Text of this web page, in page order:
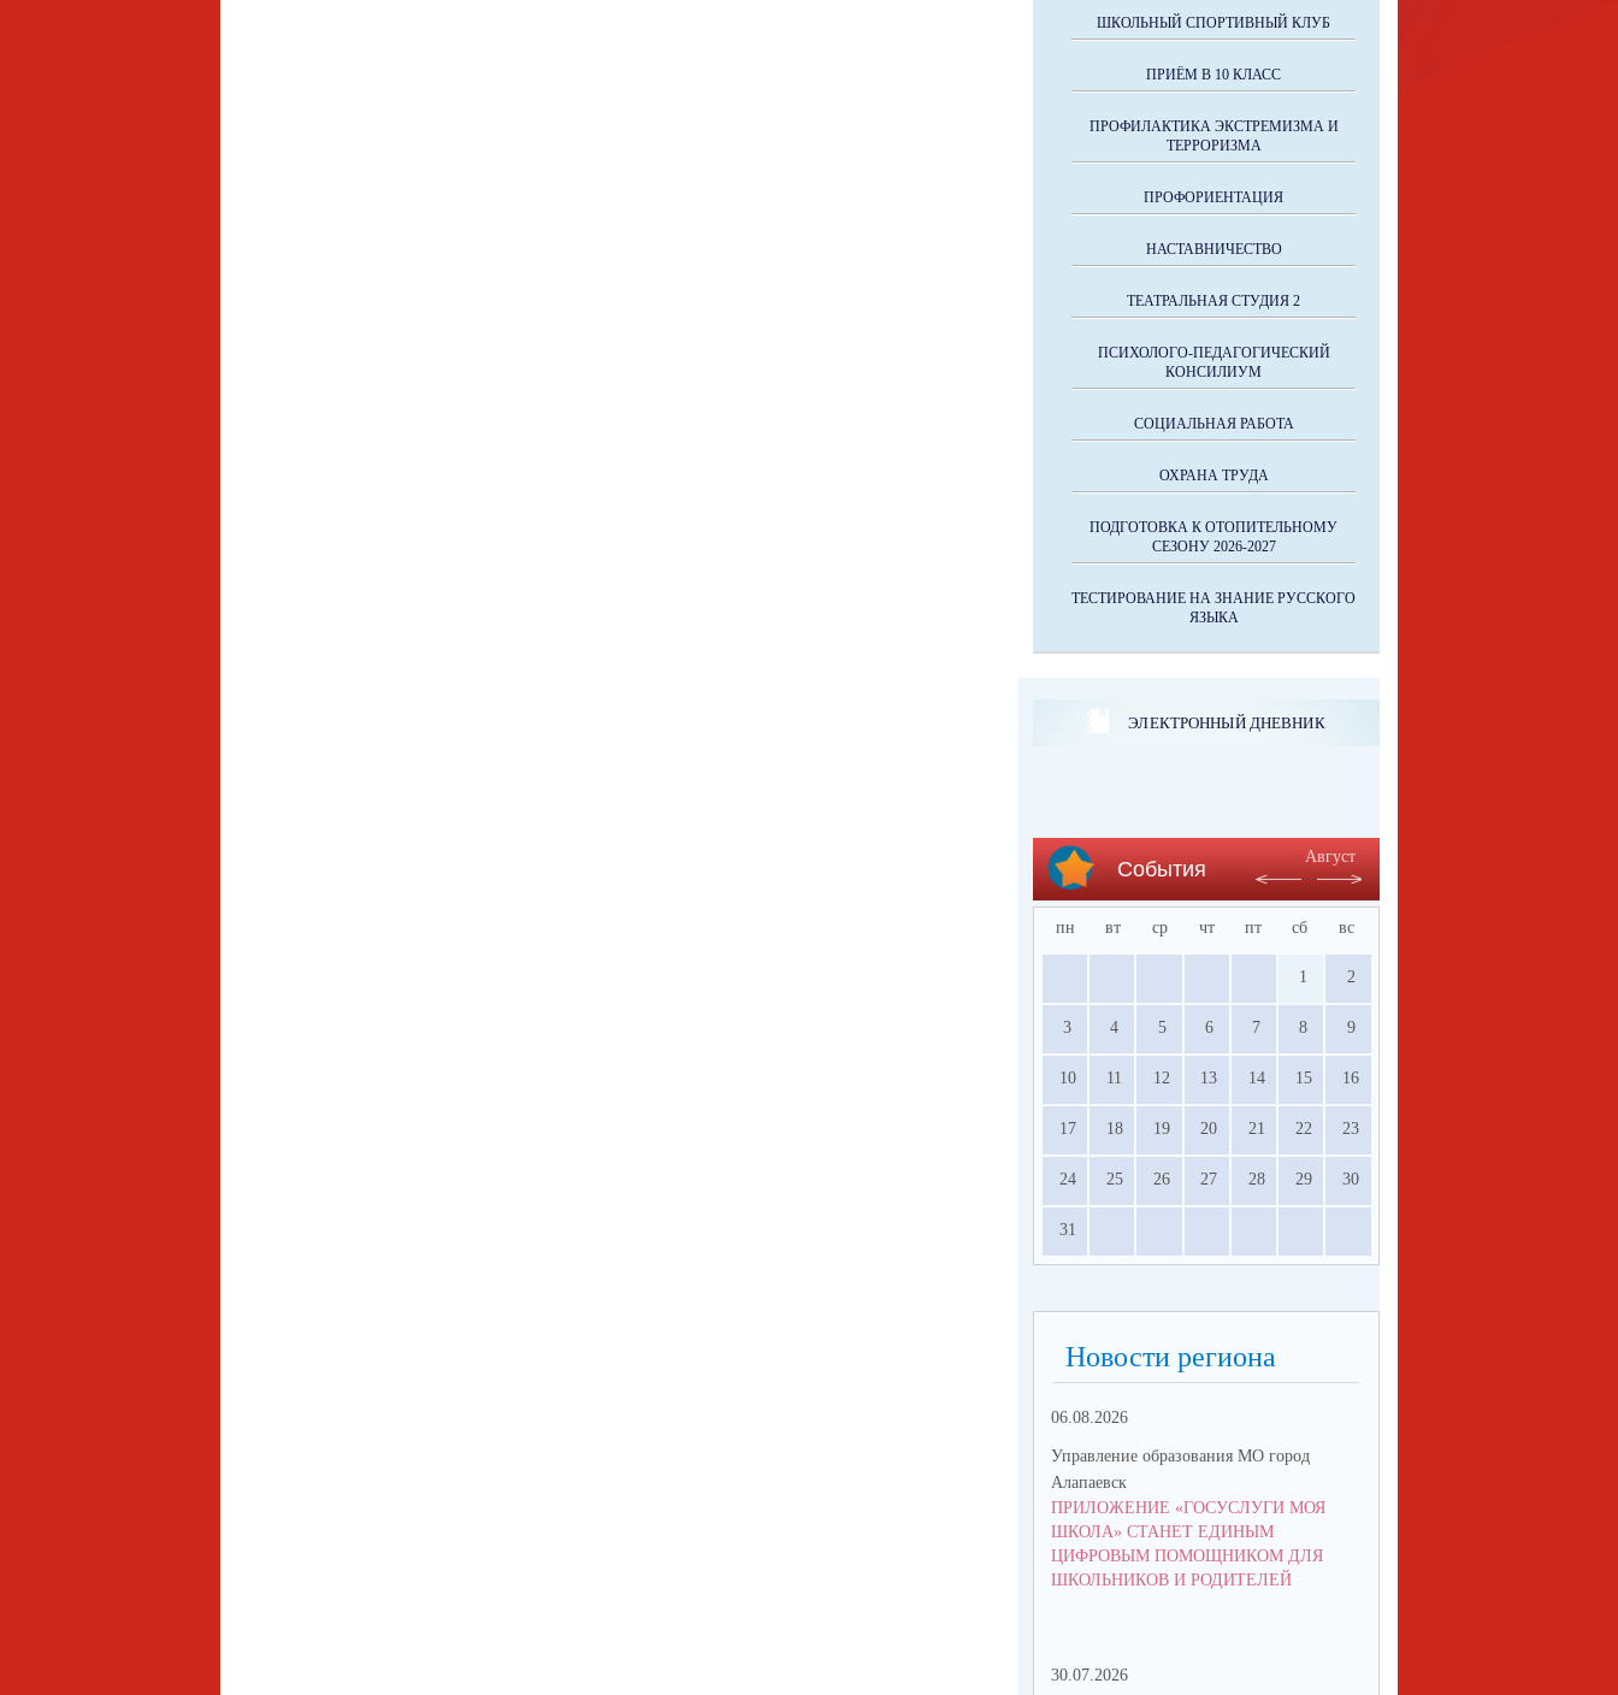
ШКОЛЬНЫЙ СПОРТИВНЫЙ КЛУБ
ПРИЁМ В 10 КЛАСС
ПРОФИЛАКТИКА ЭКСТРЕМИЗМА И
ТЕРРОРИЗМА
ПРОФОРИЕНТАЦИЯ
НАСТАВНИЧЕСТВО
ТЕАТРАЛЬНАЯ СТУДИЯ 2
ПСИХОЛОГО-ПЕДАГОГИЧЕСКИЙ
КОНСИЛИУМ
СОЦИАЛЬНАЯ РАБОТА
ОХРАНА ТРУДА
ПОДГОТОВКА К ОТОПИТЕЛЬНОМУ
СЕЗОНУ 2026-2027
ТЕСТИРОВАНИЕ НА ЗНАНИЕ РУССКОГО
ЯЗЫКА
ЭЛЕКТРОННЫЙ ДНЕВНИК
События
Август
пн вт ср чт пт сб вс
1 2
3 4 5 6 7 8 9
10 11 12 13 14 15 16
17 18 19 20 21 22 23
24 25 26 27 28 29 30
31
Новости региона
06.08.2026
Управление образования МО город
Алапаевск
ПРИЛОЖЕНИЕ «ГОСУСЛУГИ МОЯ
ШКОЛА» СТАНЕТ ЕДИНЫМ
ЦИФРОВЫМ ПОМОЩНИКОМ ДЛЯ
ШКОЛЬНИКОВ И РОДИТЕЛЕЙ
30.07.2026